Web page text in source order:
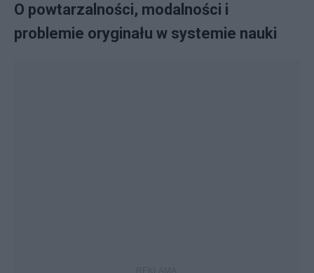
O powtarzalności, modalności i
problemie oryginału w systemie nauki